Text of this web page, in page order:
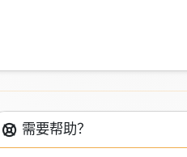
需要帮助？